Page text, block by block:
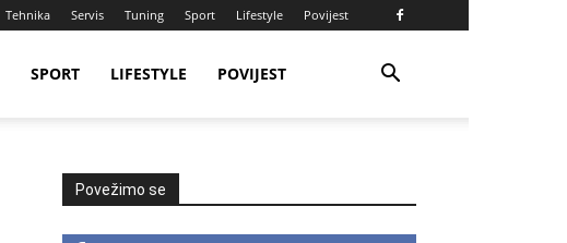
Tehnika Servis Tuning Sport Lifestyle Povijest
SPORT LIFESTYLE POVIJEST
Povežimo se